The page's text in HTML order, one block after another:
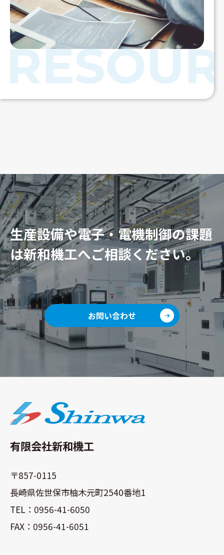
生産設備や電子・電機制御の課題
は新和機工へご相談ください。
お問い合わせ
有限会社新和機工
〒857-0115
長崎県佐世保市柚木元町2540番地1
TEL：0956-41-6050
FAX：0956-41-6051